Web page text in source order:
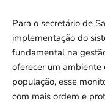
Para o secretário de
implementação do
fundamental na
oferecer um ambiente
população, esse
com mais ordem e